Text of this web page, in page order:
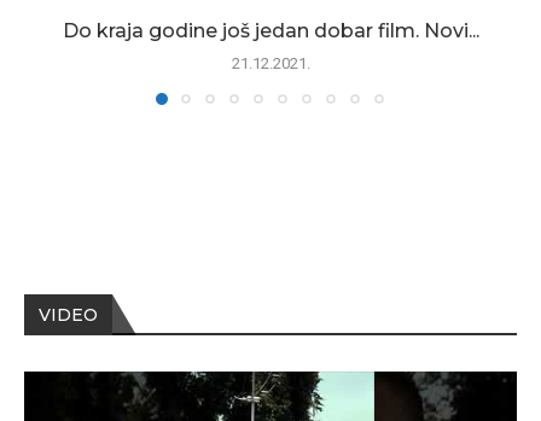
Do kraja godine još jedan dobar film. Novi...
21.12.2021.
VIDEO